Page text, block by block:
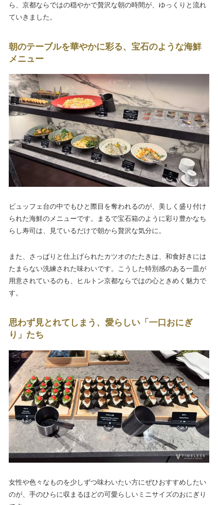
ら、京都ならではの穏やかで贅沢な朝の時間が、ゆっくりと流れ
ていきました。
朝のテーブルを華やかに彩る、宝石のような海鮮
メニュー
ビュッフェ台の中でもひと際目を奪われるのが、美しく盛り付け
られた海鮮のメニューです。まるで宝石箱のように彩り豊かなち
らし寿司は、見ているだけで朝から贅沢な気分に。
また、さっぱりと仕上げられたカツオのたたきは、和食好きには
たまらない洗練された味わいです。こうした特別感のある一皿が
用意されているのも、ヒルトン京都ならではの心ときめく魅力で
す。
思わず見とれてしまう、愛らしい「一口おにぎ
り」たち
女性や色々なものを少しずつ味わいたい方にぜひおすすめしたい
のが、手のひらに収まるほどの可愛らしいミニサイズのおにぎり